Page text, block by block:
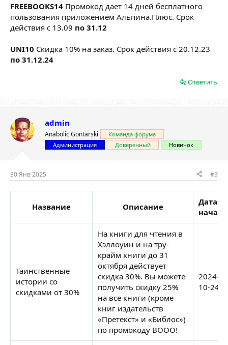
FREEBOOKS14 Промокод дает 14 дней бесплатного
пользования приложением Альпина.Плюс. Срок
действия с 13.09 по 31.12
UNI10 Скидка 10% на заказ. Срок действия с 20.12.23
по 31.12.24
Ответить
admin
Anabolic Gontarski
Команда форума
Администрация
Доверенный Новичок
30 Янв 2025 #3
Название Описание
Дата
начала
Таинственные
истории со
скидками от 30%
На книги для чтения в
Хэллоуин и на тру-
крайм книги до 31
октября действует
скидка 30%. Вы можете
получить скидку 25%
на все книги (кроме
книг издательств
«Претекст» и «Библос»)
по промокоду BOOO!
2024-
10-24